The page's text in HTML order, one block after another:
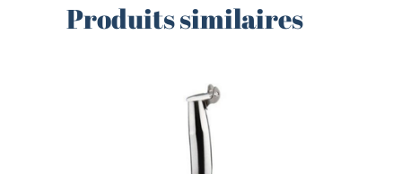
Produits similaires